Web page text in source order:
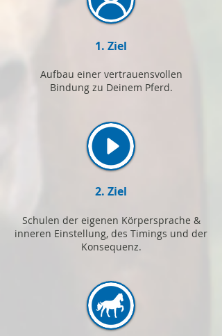
1. Ziel
Aufbau einer vertrauensvollen
Bindung zu Deinem Pferd.
2. Ziel
Schulen der eigenen Körpersprache &
inneren Einstellung, des Timings und der
Konsequenz.